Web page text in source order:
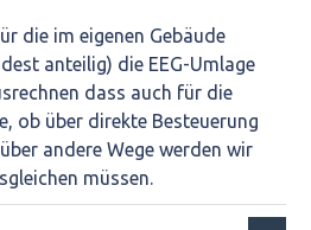
die im eigenen Gebäude
anteilig) die EEG-Umlage
dass auch für die
ob über direkte Besteuerung
andere Wege werden wir
müssen.